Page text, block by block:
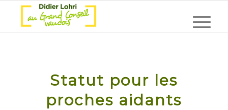
Statut pour les
proches aidants